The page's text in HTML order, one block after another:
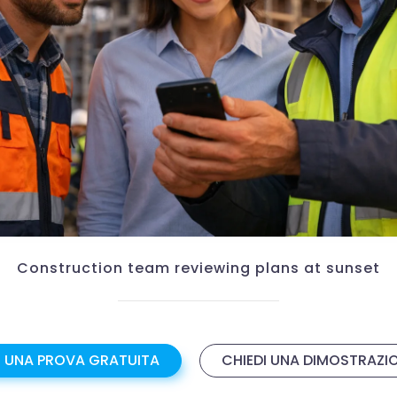
Construction team reviewing plans at sunset
UNA PROVA GRATUITA CHIEDI UNA